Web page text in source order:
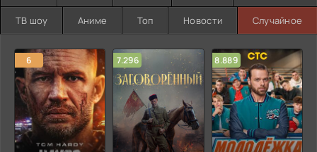
ТВ шоу Аниме Топ Новости Случайное
6 7.296 8.889